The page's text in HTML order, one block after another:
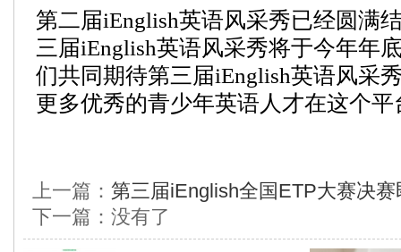
第二届iEnglish英语风采秀已经圆满
三届iEnglish英语风采秀将于今年年
们共同期待第三届iEnglish英语风采
更多优秀的青少年英语人才在这个
上一篇： 第三届iEnglish全国ETP大赛决
下一篇：没有了